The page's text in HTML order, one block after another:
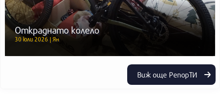
Откраднато колело
30 юли 2026 | Ян
Виж още РепорТИ